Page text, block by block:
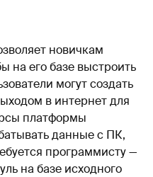
новичкам
на его базе выстроить
могут создать
в интернет для
платформы
данные с ПК,
программисту —
на базе исходного